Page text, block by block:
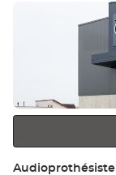
información
Tienda:
Audioprothésiste